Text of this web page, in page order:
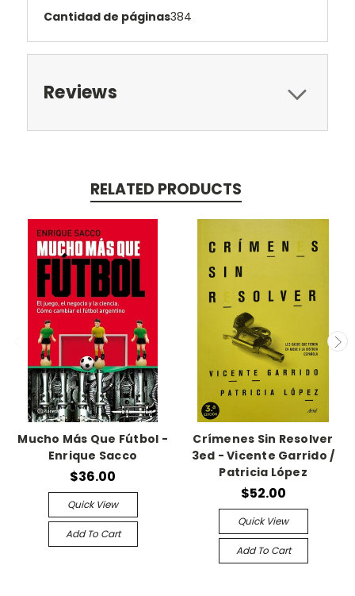
Cantidad de páginas384
Reviews
RELATED PRODUCTS
Mucho Más Que Fútbol -
Enrique Sacco
$36.00
Quick View
Add To Cart
Crímenes Sin Resolver
3ed - Vicente Garrido /
Patricia López
$52.00
Quick View
Add To Cart